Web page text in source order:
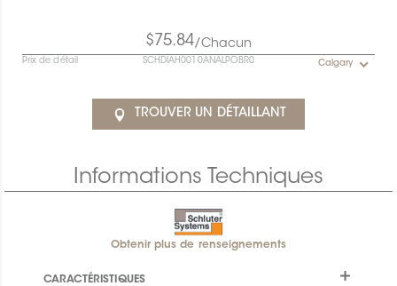
$75.84/Chacun
Prix de détail SCHDIAH0010ANALPOBR0 Calgary
TROUVER UN DÉTAILLANT
Informations Techniques
Obtenir plus de renseignements
CARACTÉRISTIQUES